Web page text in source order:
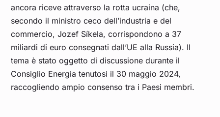
ancora riceve attraverso la rotta ucraina (che,
secondo il ministro ceco dell’industria e del
commercio, Jozef Síkela, corrispondono a 37
miliardi di euro consegnati dall’UE alla Russia). Il
tema è stato oggetto di discussione durante il
Consiglio Energia tenutosi il 30 maggio 2024,
raccogliendo ampio consenso tra i Paesi membri.